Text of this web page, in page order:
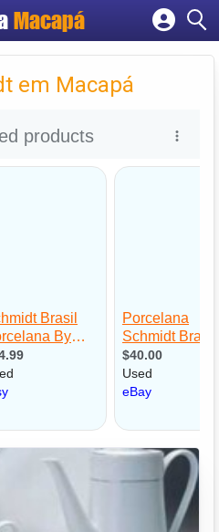
Macapá
empresa
conta
em Macapá